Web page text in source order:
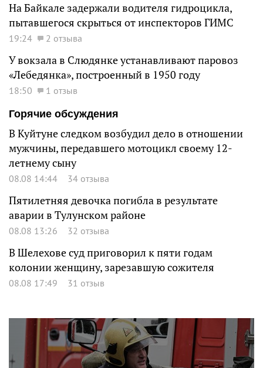
На Байкале задержали водителя гидроцикла,
пытавшегося скрыться от инспекторов ГИМС
19:24 2 отзыва
У вокзала в Слюдянке устанавливают паровоз
«Лебедянка», построенный в 1950 году
18:50
1 отзыв
Горячие обсуждения
В Куйтуне следком возбудил дело в отношении
мужчины, передавшего мотоцикл своему 12-
летнему сыну
08.08 14:44 34 отзыва
Пятилетняя девочка погибла в результате
аварии в Тулунском районе
08.08 13:26 32 отзыва
В Шелехове суд приговорил к пяти годам
колонии женщину, зарезавшую сожителя
08.08 17:49 31 отзыв